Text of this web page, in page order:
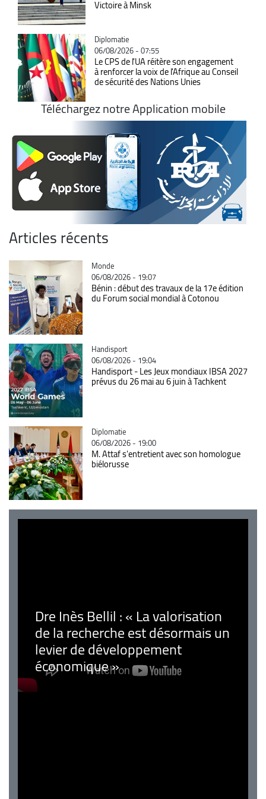
Victoire à Minsk
Catégorie
Diplomatie
06/08/2026 - 07:55
Le CPS de l'UA réitère son engagement
à renforcer la voix de l'Afrique au Conseil
de sécurité des Nations Unies
Téléchargez notre Application mobile
Articles récents
Catégorie
Monde
06/08/2026 - 19:07
Bénin : début des travaux de la 17e édition
du Forum social mondial à Cotonou
Catégorie
Handisport
06/08/2026 - 19:04
Handisport - Les Jeux mondiaux IBSA 2027
prévus du 26 mai au 6 juin à Tachkent
Catégorie
Diplomatie
06/08/2026 - 19:00
M. Attaf s'entretient avec son homologue
biélorusse
Dre Inès Bellil : « La valorisation
de la recherche est désormais un
levier de développement
économique »